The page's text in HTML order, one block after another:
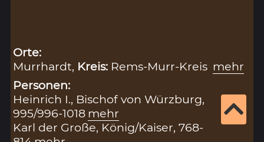
Orte:
Murrhardt, Kreis: Rems-Murr-Kreis mehr
Personen:
Heinrich I., Bischof von Würzburg,
995/996-1018 mehr
Karl der Große, König/Kaiser, 768-